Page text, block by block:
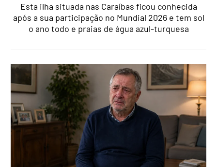
Esta ilha situada nas Caraíbas ficou conhecida
após a sua participação no Mundial 2026 e tem sol
o ano todo e praias de água azul-turquesa